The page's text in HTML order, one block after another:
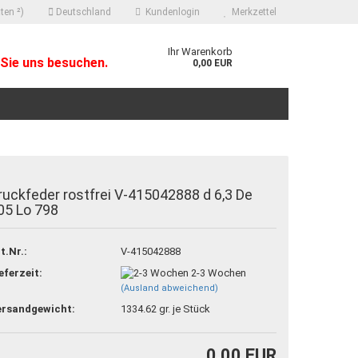
²) Deutschland Kundenlogin
erstellen
vergessen?
Merkzettel
uns besuchen.
Ihr Warenkorb
0,00 EUR
rostfrei V-415042888 d 6,3 De
Lo 798
V-415042888
2-3 Wochen
(Ausland abweichend)
1334.62 gr. je Stück